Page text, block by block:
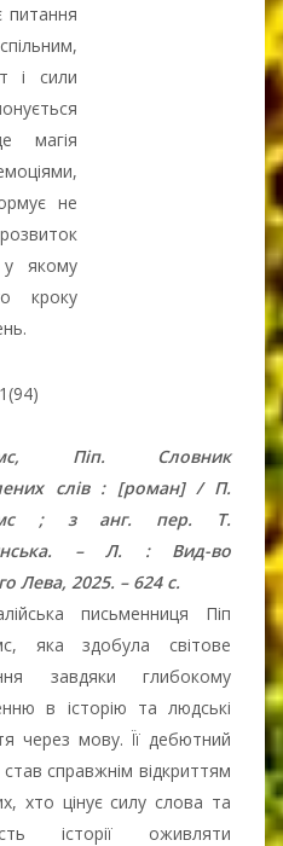
питання
і сили
магія
не
у якому
кроку
Піп. Словник
слів : [роман] / П.
; з анг. пер. Т.
– Л. : Вид-во
Лева, 2025. – 624 с.
письменниця Піп
яка здобула світове
завдяки глибокому
в історію та людські
через мову. Її дебютний
справжнім відкриттям
хто цінує силу слова та
історії оживляти